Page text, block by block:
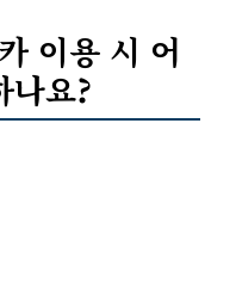
이용 시 어
나요?